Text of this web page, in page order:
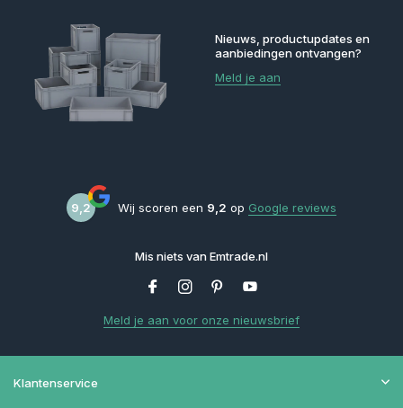
Nieuws, productupdates en
aanbiedingen ontvangen?
Meld je aan
9,2 Wij scoren een 9,2 op Google reviews
Mis niets van Emtrade.nl
Meld je aan voor onze nieuwsbrief
Klantenservice